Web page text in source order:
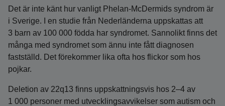
Det är inte känt hur vanligt Phelan‑McDermids syndrom är
i Sverige. I en studie från Nederländerna uppskattas att
3 barn av 100 000 födda har syndromet. Sannolikt finns det
många med syndromet som ännu inte fått diagnosen
fastställd. Det förekommer lika ofta hos flickor som hos
pojkar.
Deletion av 22q13 finns uppskattningsvis hos 2–4 av
1 000 personer med utvecklingsavvikelser som autism och